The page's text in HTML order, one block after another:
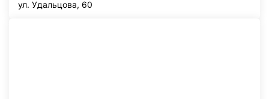
ул. Удальцова, 60